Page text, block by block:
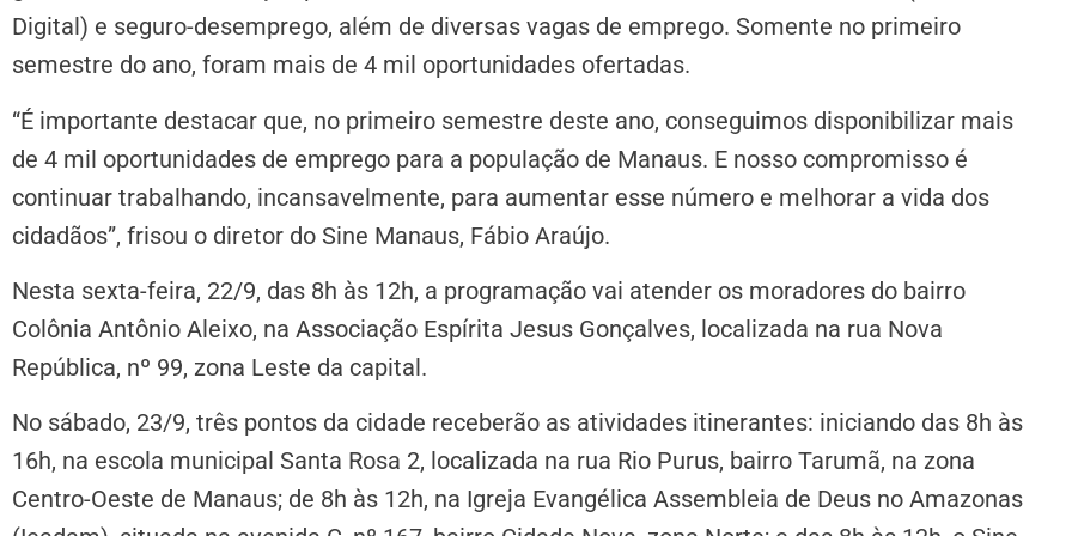
Digital) e seguro-desemprego, além de diversas vagas de emprego. Somente no primeiro
semestre do ano, foram mais de 4 mil oportunidades ofertadas.
“É importante destacar que, no primeiro semestre deste ano, conseguimos disponibilizar mais
de 4 mil oportunidades de emprego para a população de Manaus. E nosso compromisso é
continuar trabalhando, incansavelmente, para aumentar esse número e melhorar a vida dos
cidadãos”, frisou o diretor do Sine Manaus, Fábio Araújo.
Nesta sexta-feira, 22/9, das 8h às 12h, a programação vai atender os moradores do bairro
Colônia Antônio Aleixo, na Associação Espírita Jesus Gonçalves, localizada na rua Nova
República, nº 99, zona Leste da capital.
No sábado, 23/9, três pontos da cidade receberão as atividades itinerantes: iniciando das 8h às
16h, na escola municipal Santa Rosa 2, localizada na rua Rio Purus, bairro Tarumã, na zona
Centro-Oeste de Manaus; de 8h às 12h, na Igreja Evangélica Assembleia de Deus no Amazonas